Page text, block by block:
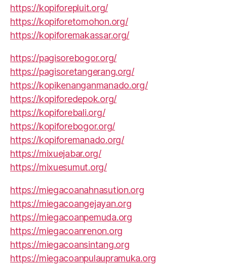
https://kopiforepluit.org/
https://kopiforetomohon.org/
https://kopiforemakassar.org/
https://pagisorebogor.org/
https://pagisoretangerang.org/
https://kopikenanganmanado.org/
https://kopiforedepok.org/
https://kopiforebali.org/
https://kopiforebogor.org/
https://kopiforemanado.org/
https://mixuejabar.org/
https://mixuesumut.org/
https://miegacoanahnasution.org
https://miegacoangejayan.org
https://miegacoanpemuda.org
https://miegacoanrenon.org
https://miegacoansintang.org
https://miegacoanpulaupramuka.org